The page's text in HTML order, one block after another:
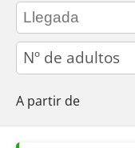
adults
A partir de